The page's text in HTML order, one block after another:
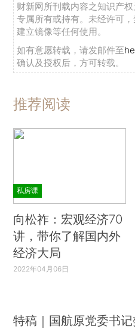
财新网所刊载内容之知识产
专属所有或持有。未经许可
建立镜像等任何使用。
如有意愿转载，请发邮件至
确认及授权后，方可转载。
推荐阅读
私房课
向松祚：宏观经济70
讲，带你了解国内外
经济大局
2022年04月06日
特稿｜国航原党委书